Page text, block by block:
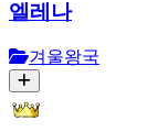
엘레나
겨울왕국